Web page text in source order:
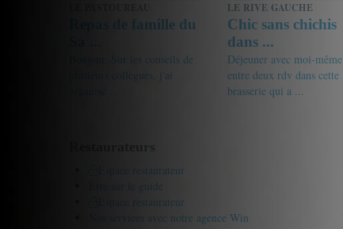
Repas de famille du
Bonjour, Sur les conseils de
plusieurs collègues, j'ai
LE RIVE GAUCHE
Chic sans chichis
dans ...
Déjeuner avec moi-même
entre deux rdv dans cette
brasserie qui a ...
Espace restaurateur
Être sur le guide
Espace restaurateur
Nos services avec notre agence Win